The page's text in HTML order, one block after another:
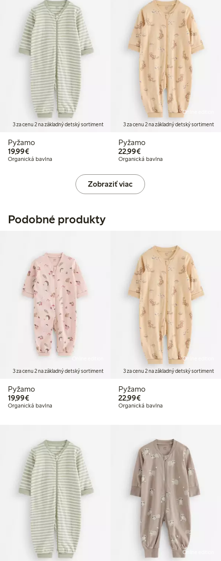
3 za cenu 2 na základný detský sortiment
Pyžamo
19,99€19,99 €
Organická bavlna
Online edition
3 za cenu 2 na základný detský sortiment
Pyžamo
22,99€22,99 €
Organická bavlna
Zobraziť viac
Podobné produkty
3 za cenu 2 na základný detský sortiment
Pyžamo
19,99€19,99 €
Organická bavlna
Online edition
3 za cenu 2 na základný detský sortiment
Pyžamo
22,99€22,99 €
Organická bavlna
Online edition